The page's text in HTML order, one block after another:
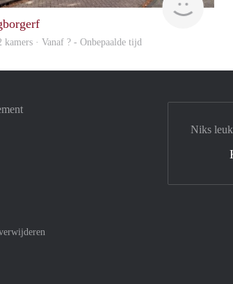
kamers · Vanaf ? - Onbepaalde tijd
met Meastro
Niks